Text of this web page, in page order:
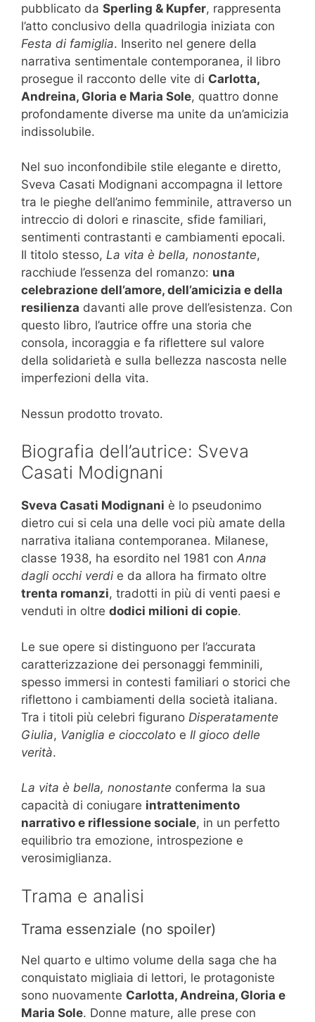
pubblicato da Sperling & Kupfer, rappresenta
l’atto conclusivo della quadrilogia iniziata con
Festa di famiglia. Inserito nel genere della
narrativa sentimentale contemporanea, il libro
prosegue il racconto delle vite di Carlotta,
Andreina, Gloria e Maria Sole, quattro donne
profondamente diverse ma unite da un’amicizia
indissolubile.
Nel suo inconfondibile stile elegante e diretto,
Sveva Casati Modignani accompagna il lettore
tra le pieghe dell’animo femminile, attraverso un
intreccio di dolori e rinascite, sfide familiari,
sentimenti contrastanti e cambiamenti epocali.
Il titolo stesso, La vita è bella, nonostante,
racchiude l’essenza del romanzo: una
celebrazione dell’amore, dell’amicizia e della
resilienza davanti alle prove dell’esistenza. Con
questo libro, l’autrice offre una storia che
consola, incoraggia e fa riflettere sul valore
della solidarietà e sulla bellezza nascosta nelle
imperfezioni della vita.
Nessun prodotto trovato.
Biografia dell’autrice: Sveva
Casati Modignani
Sveva Casati Modignani è lo pseudonimo
dietro cui si cela una delle voci più amate della
narrativa italiana contemporanea. Milanese,
classe 1938, ha esordito nel 1981 con Anna
dagli occhi verdi e da allora ha firmato oltre
trenta romanzi, tradotti in più di venti paesi e
venduti in oltre dodici milioni di copie.
Le sue opere si distinguono per l’accurata
caratterizzazione dei personaggi femminili,
spesso immersi in contesti familiari o storici che
riflettono i cambiamenti della società italiana.
Tra i titoli più celebri figurano Disperatamente
Giulia, Vaniglia e cioccolato e Il gioco delle
verità.
La vita è bella, nonostante conferma la sua
capacità di coniugare intrattenimento
narrativo e riflessione sociale, in un perfetto
equilibrio tra emozione, introspezione e
verosimiglianza.
Trama e analisi
Trama essenziale (no spoiler)
Nel quarto e ultimo volume della saga che ha
conquistato migliaia di lettori, le protagoniste
sono nuovamente Carlotta, Andreina, Gloria e
Maria Sole. Donne mature, alle prese con